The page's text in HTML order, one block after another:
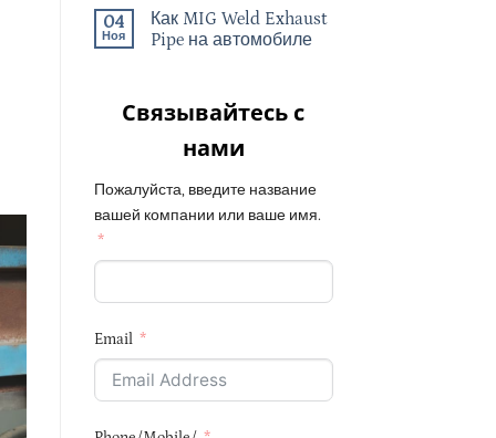
04
Ноя
Как MIG Weld Exhaust
Pipe на автомобиле
Связывайтесь с
нами
Пожалуйста, введите название
вашей компании или ваше имя.
Email